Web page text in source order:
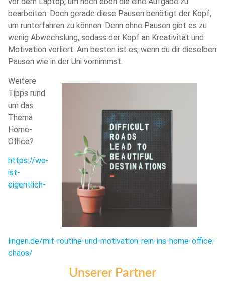
bearbeiten. Doch gerade diese Pausen benötigt der Kopf,
um runterfahren zu können. Denn ohne Pausen gibt es zu
wenig Abwechslung, sodass der Kopf an Kreativität und
Motivation verliert. Am besten ist es, wenn du dir dieselben
Pausen wie in der Uni vornimmst.
Weitere
Tipps rund
um das
Thema
Home-
Office?
https://wo-
ist-
eigentlich-
lingen.de/mit-routine-und-motivation-rein-ins-home-office-
chaos/
Unserer Partner